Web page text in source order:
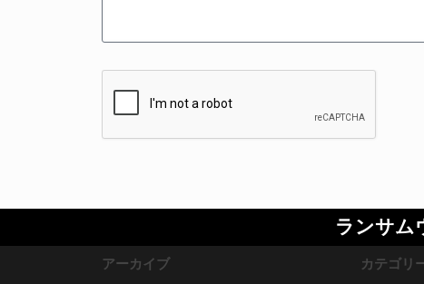
ランサム
アーカイブ
カテゴリ